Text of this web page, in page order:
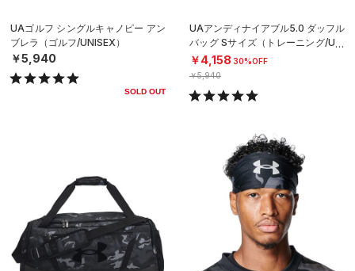
UAゴルフ シングルキャノピー アン
ブレラ（ゴルフ/UNISEX）
￥5,940
SOLD OUT
UAアンディナイアブル5.0 ダッフル
バッグ Sサイズ（トレーニング/UNI
SEX）
￥4,158 30%OFF
￥5,940